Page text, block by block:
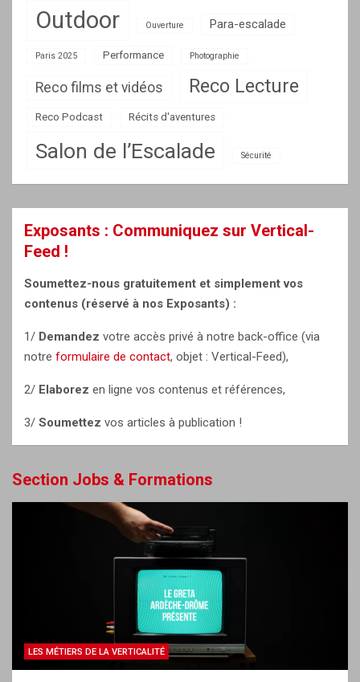
Outdoor Ouverture Para-escalade
Paris 2025 Performance Photographie
Reco films et vidéos Reco Lecture
Reco Podcast Récits d'aventures
Salon de l’Escalade Sécurité
Exposants : Communiquez sur Vertical-
Feed !
Soumettez-nous gratuitement et simplement vos
contenus (réservé à nos Exposants) :
1/ Demandez votre accès privé à notre back-office (via
notre formulaire de contact, objet : Vertical-Feed),
2/ Elaborez en ligne vos contenus et références,
3/ Soumettez vos articles à publication !
Section Jobs & Formations
LES MÉTIERS DE LA VERTICALITÉ